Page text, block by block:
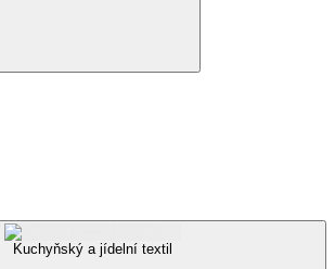
Kuchyňský a jídelní textil